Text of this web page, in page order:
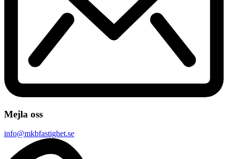
Mejla oss
info@mkbfastighet.se